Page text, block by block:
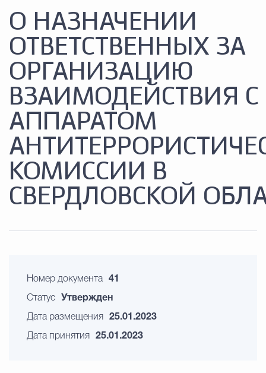
О НАЗНАЧЕНИИ
ОТВЕТСТВЕННЫХ ЗА
ОРГАНИЗАЦИЮ
ВЗАИМОДЕЙСТВИЯ С
АППАРАТОМ
КОМИССИИ В
СВЕРДЛОВСКОЙ
Номер документа 41
Статус Утвержден
Дата размещения 25.01.2023
Дата принятия 25.01.2023